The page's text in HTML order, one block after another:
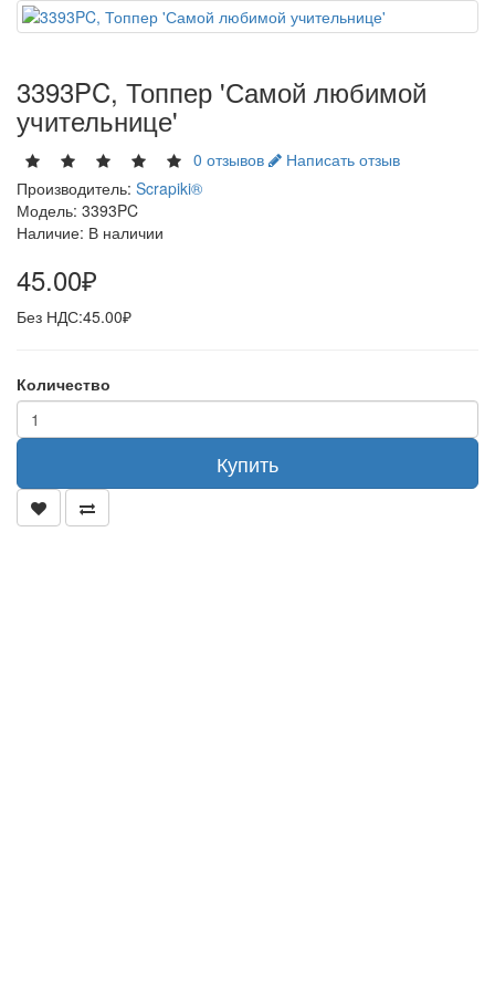
3393PC, Топпер 'Самой любимой
учительнице'
0 отзывов
Написать отзыв
Производитель: Scrapiki®
Модель: 3393PC
Наличие: В наличии
45.00₽
Без НДС:45.00₽
Количество
Купить